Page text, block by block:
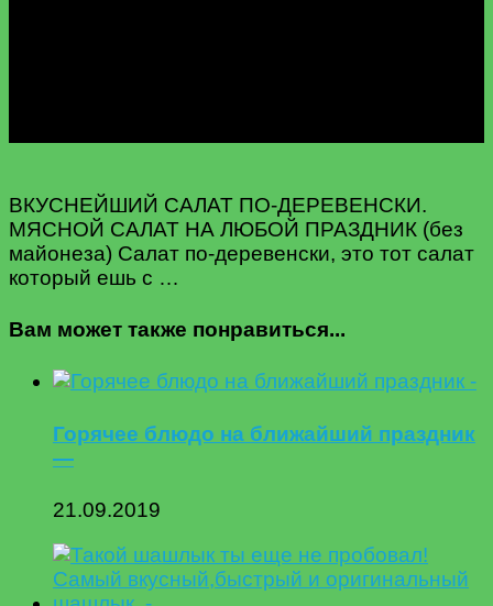
ВКУСНЕЙШИЙ САЛАТ ПО-ДЕРЕВЕНСКИ.
МЯСНОЙ САЛАТ НА ЛЮБОЙ ПРАЗДНИК (без
майонеза) Салат по-деревенски, это тот салат
который ешь с …
Вам может также понравиться...
Горячее блюдо на ближайший праздник
—
21.09.2019